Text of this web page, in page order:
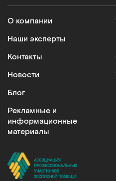
О компании
Наши эксперты
Контакты
Новости
Блог
Рекламные и
информационные
материалы